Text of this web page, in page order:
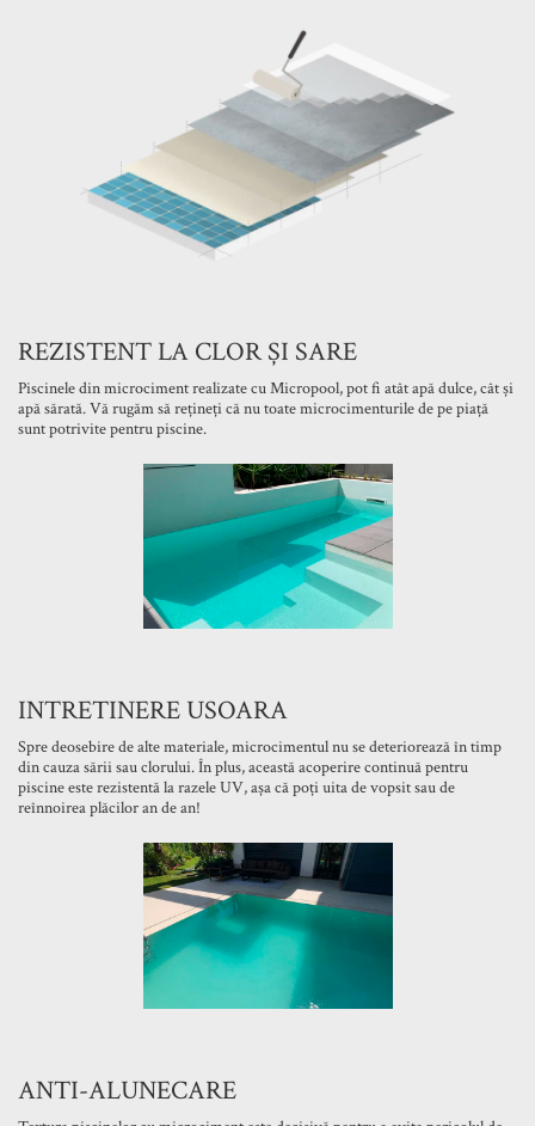
REZISTENT LA CLOR ȘI SARE
Piscinele din microciment realizate cu Micropool, pot fi atât apă dulce, cât și
apă sărată. Vă rugăm să rețineți că nu toate microcimenturile de pe piață
sunt potrivite pentru piscine.
INTRETINERE USOARA
Spre deosebire de alte materiale, microcimentul nu se deteriorează în timp
din cauza sării sau clorului. În plus, această acoperire continuă pentru
piscine este rezistentă la razele UV, așa că poți uita de vopsit sau de
reînnoirea plăcilor an de an!
ANTI-ALUNECARE